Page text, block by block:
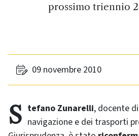
prossimo triennio
09 novembre 2010
Stefano Zunarelli, docente
navigazione e dei trasporti